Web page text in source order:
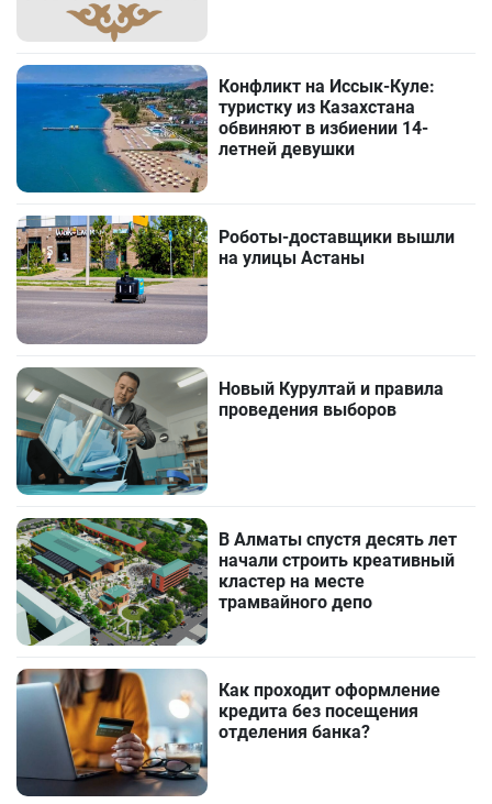
Конфликт на Иссык-Куле:
туристку из Казахстана
обвиняют в избиении 14-
летней девушки
Роботы-доставщики вышли
на улицы Астаны
Новый Курултай и правила
проведения выборов
В Алматы спустя десять лет
начали строить креативный
кластер на месте
трамвайного депо
Как проходит оформление
кредита без посещения
отделения банка?